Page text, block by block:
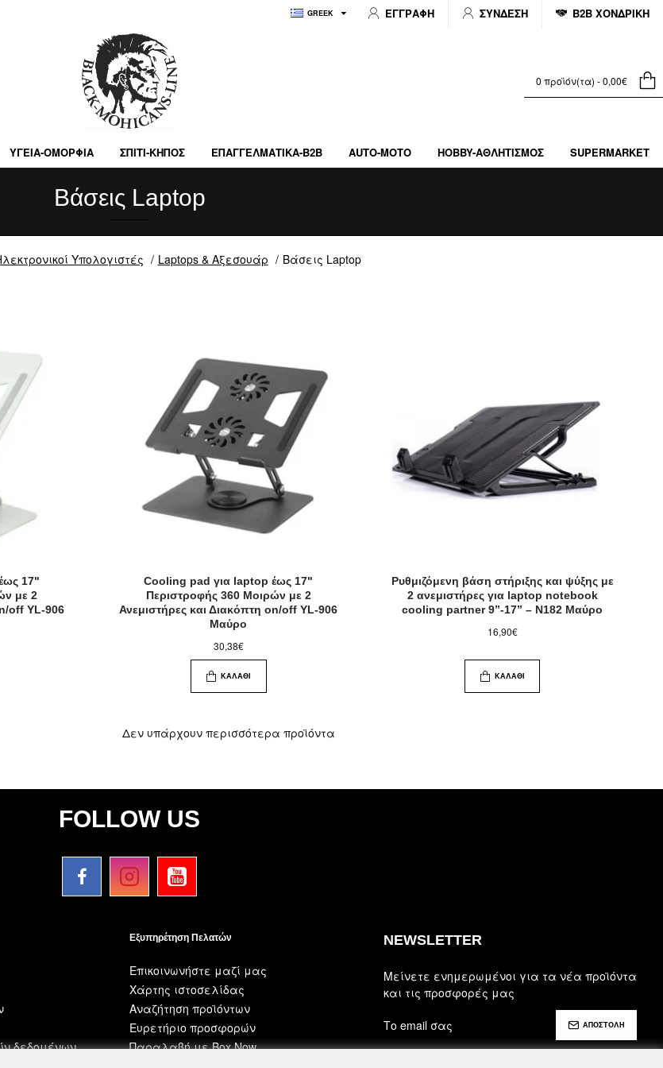
GREEK ΕΓΓΡΑΦΗ ΣΥΝΔΕΣΗ B2B ΧΟΝΔΡΙΚΗ
0 προϊόν(τα) - 0,00€
ΥΓΕΙΑ-ΟΜΟΡΦΙΑ ΣΠΙΤΙ-ΚΗΠΟΣ ΕΠΑΓΓΕΛΜΑΤΙΚA-B2B AUTO-MOTO HOBBY-ΑΘΛΗΤΙΣΜΌΣ SUPERMARKET
Υπολογιστές Laptops & Αξεσουάρ Βάσεις Laptop
Βάσεις Laptop
17"
με 2
off YL-906
Cooling pad για laptop έως 17"
Περιστροφής 360 Μοιρών με 2
Ανεμιστήρες και Διακόπτη on/off YL-906
Μαύρο
30,38€
ΚΑΛΆΘΙ
Ρυθμιζόμενη βάση στήριξης και ψύξης με
2 ανεμιστήρες για laptop notebook
cooling partner 9”-17” – N182 Μαύρο
16,90€
ΚΑΛΆΘΙ
Δεν υπάρχουν περισσότερα προϊόντα
FOLLOW US
δεδομένων
Εξυπηρέτηση Πελατών
Επικοινωνήστε μαζί μας
Χάρτης ιστοσελίδας
Αναζήτηση προϊόντων
Ευρετήριο προσφορών
Παραλαβή με Box Now
NEWSLETTER
Μείνετε ενημερωμένοι για τα νέα προϊόντα
και τις προσφορές μας
ΑΠΟΣΤΟΛΗ